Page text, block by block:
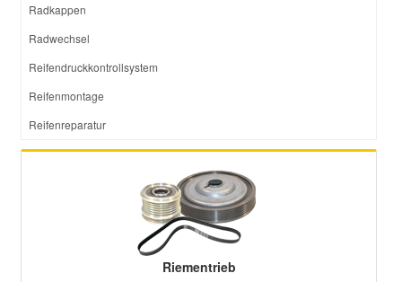
Radkappen
Radwechsel
Reifendruckkontrollsystem
Reifenmontage
Reifenreparatur
Riementrieb